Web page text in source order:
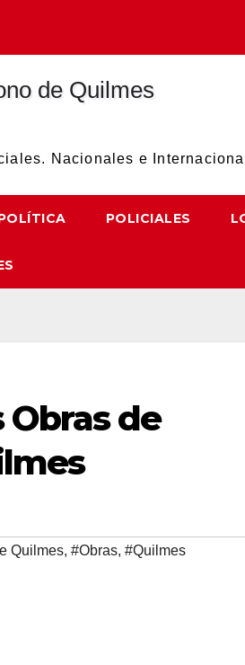
Nacionales e
POLICIALES
Obras de
Quilmes, #Obras, #Quilmes